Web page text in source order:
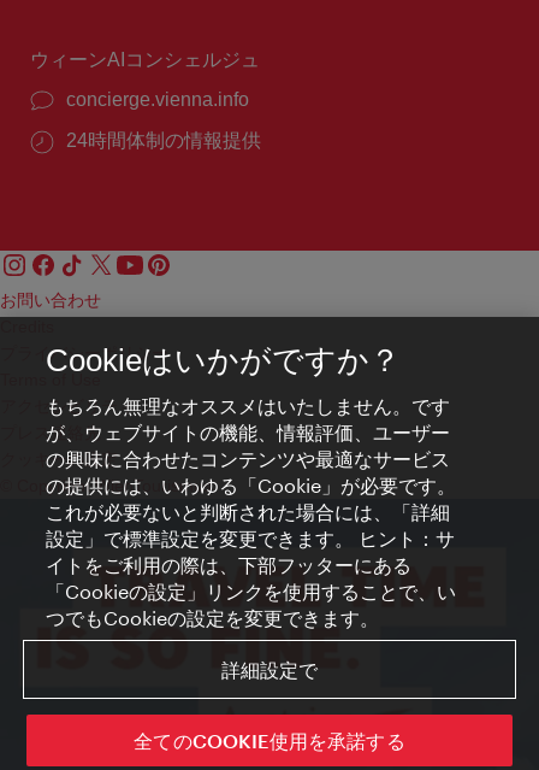
ウィーンAIコンシェルジュ
concierge.vienna.info
24時間体制の情報提供
お問い合わせ
プライバシーポリシー
アクセシビリティ
プレス連絡先
クッキーの設定
© Copyright WienTourismus
Cookieはいかがですか？
もちろん無理なオススメはいたしません。です
が、ウェブサイトの機能、情報評価、ユーザー
の興味に合わせたコンテンツや最適なサービス
の提供には、いわゆる「Cookie」が必要です。
これが必要ないと判断された場合には、「詳細
設定」で標準設定を変更できます。 ヒント：サ
イトをご利用の際は、下部フッターにある
「Cookieの設定」リンクを使用することで、い
つでもCookieの設定を変更できます。
詳細設定で
全てのCOOKIE使用を承諾する